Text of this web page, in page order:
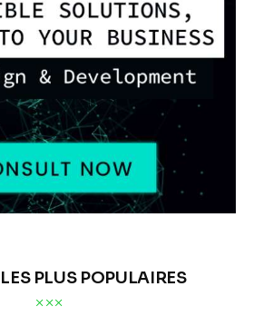
PLUS POPULAIRES